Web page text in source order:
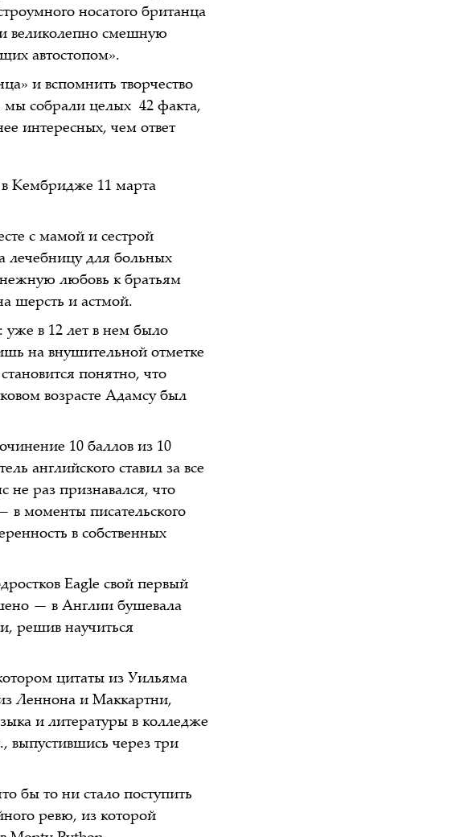
носатого британца
великолепно смешную
автостопом».
и вспомнить творчество
мы собрали целых 42 факта,
интересных, чем ответ
Кембридже 11 марта
с мамой и сестрой
лечебницу для больных
любовь к братьям
шерсть и астмой.
уже в 12 лет в нем было
на внушительной отметке
понятно, что
возрасте Адамсу был
10 баллов из 10
английского ставил за все
не раз признавался, что
моменты писательского
в собственных
Eagle свой первый
— в Англии бушевала
решив научиться
цитаты из Уильяма
Леннона и Маккартни,
и литературы в колледже
выпустившись через три
бы то ни стало поступить
ревю, из которой